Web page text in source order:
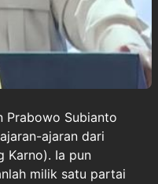
Prabowo Subianto
ajaran dari
Karno). Ia pun
milik satu partai